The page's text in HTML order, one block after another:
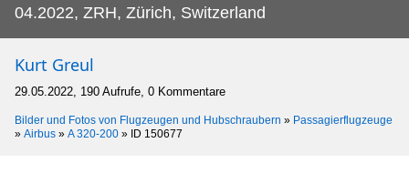
04.2022, ZRH, Zürich, Switzerland
Kurt Greul
29.05.2022, 190 Aufrufe, 0 Kommentare
Bilder und Fotos von Flugzeugen und Hubschraubern » Passagierflugzeuge
» Airbus » A 320-200 » ID 150677